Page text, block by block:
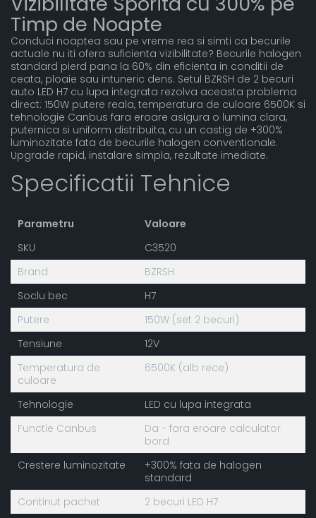
Timp de Noapte
Conduci noaptea sau pe vreme rea si simti ca becurile
actuale nu iti ofera suficienta vizibilitate? Becurile halogen
standard pierd pana la 60% din eficienta in conditii de
ceata, ploaie sau intuneric dens. Setul BZRSH de 2 becuri
auto LED H7 cu lupa integrata rezolva aceasta problema
direct: 150W putere reala, temperatura de culoare 6500K si
tehnologie Canbus fara eroare asigura o lumina clara,
puternica si uniform distribuita, cu un castig de +300%
luminozitate fata de becurile halogen conventionale.
Upgrade rapid, instalare simpla, rezultate imediate.
Specificatii Tehnice
Parametru
Valoare
SKU
C3520
Brand
BZRSH
Soclu bec
H7
Putere
150W (set 2 becuri)
Tensiune
12V
Temperatura de
culoare
6500K (alb rece)
Tehnologie
LED cu lupa integrata
Functie Canbus
Da - fara eroare calculator
bord
Crestere luminozitate
+300% fata de halogen
standard
Continut pachet
2 becuri LED H7